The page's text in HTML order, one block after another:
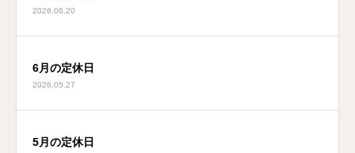
2026.06.20
6月の定休日
2026.05.27
5月の定休日